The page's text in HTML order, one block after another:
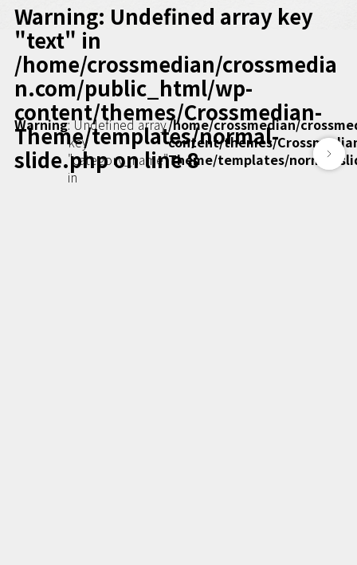
ビジネスアスリートのための
コンディショニング
編集4.0
その他
ラジオ
Podcast番組
「ビジネス・ブック・アカデミー」
Podcast番組
Warning: Undefined array key
"text" in
/home/crossmedian/crossmedia
n.com/public_html/wp-
content/themes/Crossmedian-
Theme/templates/normal-
slide.phpon line8
Warning: Undefined array
key
"category_name"
in
/home/crossmedian/
content/themes/
Theme/templates/normal-